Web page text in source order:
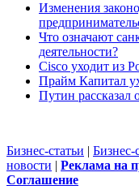
Изменения
Что означают
деятельности?
Cisco уходит из
Прайм Капитал
Путин рассказал
Бизнес-статьи | Бизнес-
новости | Реклама на
Cоглашение